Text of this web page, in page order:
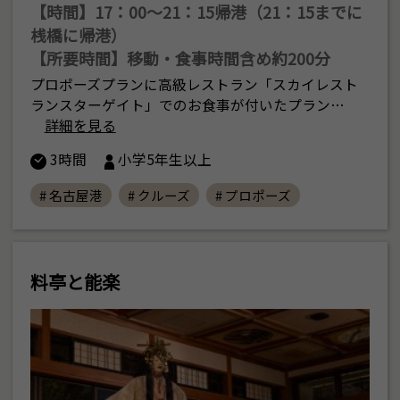
【時間】17：00〜21：15帰港（21：15までに
桟橋に帰港）
【所要時間】移動・食事時間含め約200分
プロポーズプランに高級レストラン「スカイレスト
ランスターゲイト」でのお食事が付いたプラン…
詳細を見る
3時間
小学5年生以上
# 名古屋港 # クルーズ # プロポーズ
料亭と能楽